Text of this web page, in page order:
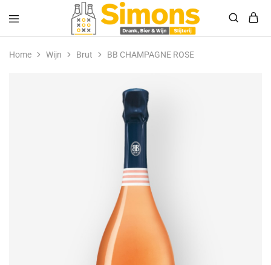
Simonsdrank.nl
Drank,
Bier
&
Home Wijn Brut BB CHAMPAGNE ROSE